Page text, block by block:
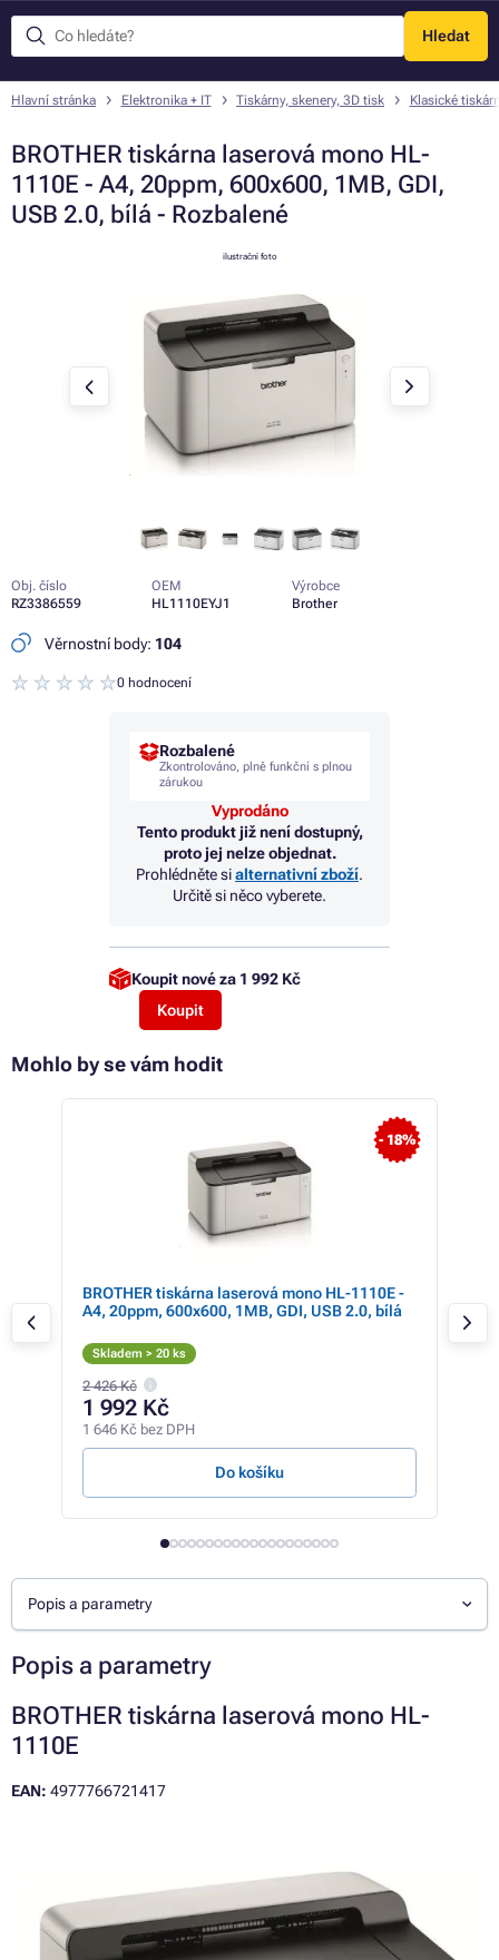
Hledat
Menu
Hlavní stránka Elektronika + IT Tiskárny, skenery, 3D tisk Klasické
BROTHER tiskárna laserová mono HL-
1110E - A4, 20ppm, 600x600, 1MB, GDI,
USB 2.0, bílá - Rozbalené
ilustrační foto
Obj. číslo
RZ3386559
OEM
HL1110EYJ1
Výrobce
Brother
Věrnostní body: 104
0 hodnocení
Rozbalené
Zkontrolováno, plně funkční s plnou
zárukou
Vyprodáno
Tento produkt již není dostupný,
proto jej nelze objednat.
Prohlédněte sialternativní zboží.
Určitě si něco vyberete.
Koupit nové za 1 992 Kč
Koupit
Mohlo by se vám hodit
- 18%
BROTHER tiskárna laserová mono HL-1110E -
A4, 20ppm, 600x600, 1MB, GDI, USB 2.0, bílá
Skladem > 20 ks
2 426 Kč
1 992 Kč
1 646 Kč bez DPH
Do košíku
Popis a parametry
Popis a parametry
BROTHER tiskárna laserová mono HL-
1110E
EAN: 4977766721417